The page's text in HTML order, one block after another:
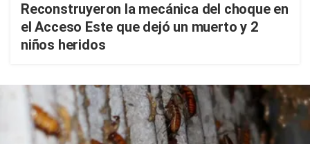
Reconstruyeron la mecánica del choque en
el Acceso Este que dejó un muerto y 2
niños heridos